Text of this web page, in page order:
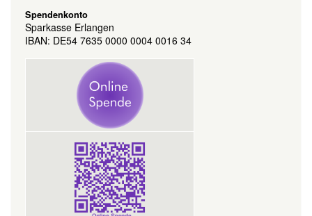
Spendenkonto
Sparkasse Erlangen
IBAN: DE54 7635 0000 0004 0016 34